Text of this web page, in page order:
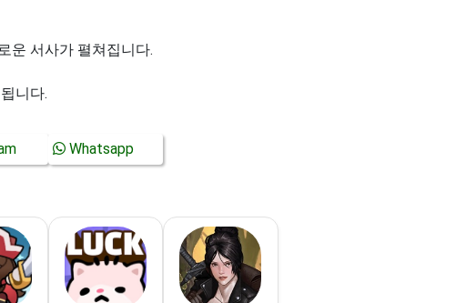
운 서사가 펼쳐집니다.
니다.
Whatsapp